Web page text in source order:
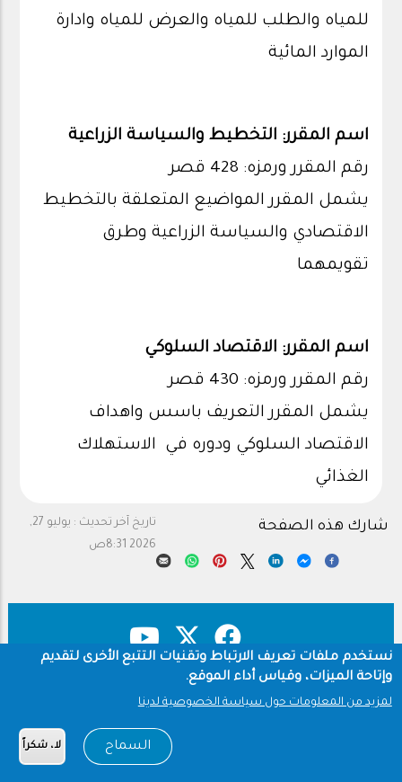
للمياه والطلب للمياه والعرض للمياه وادارة
الموارد المائية
اسم المقرر: التخطيط والسياسة الزراعية
رقم المقرر ورمزه: 428 قصر
يشمل المقرر المواضيع المتعلقة بالتخطيط
الاقتصادي والسياسة الزراعية وطرق
تقويمهما
اسم المقرر: الاقتصاد السلوكي
رقم المقرر ورمزه: 430 قصر
يشمل المقرر التعريف باسس واهداف
الاقتصاد السلوكي ودوره في الاستهلاك
الغذائي
تاريخ آخر تحديث :
يوليو 27,
2026 8:31ص
شارك هذه الصفحة
Footer
نستخدم ملفات تعريف الارتباط وتقنيات التتبع الأخرى لتقديم
وإتاحة الميزات، وقياس أداء الموقع.
لمزيد من المعلومات حول سياسة الخصوصية لدينا
السماح لا، شكراً